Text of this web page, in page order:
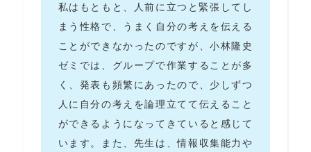
私はもともと、人前に立つと緊張してし
まう性格で、うまく自分の考えを伝える
ことができなかったのですが、小林隆史
ゼミでは、グループで作業することが多
く、発表も頻繁にあったので、少しずつ
人に自分の考えを論理立てて伝えること
ができるようになってきていると感じて
います。また、先生は、情報収集能力や